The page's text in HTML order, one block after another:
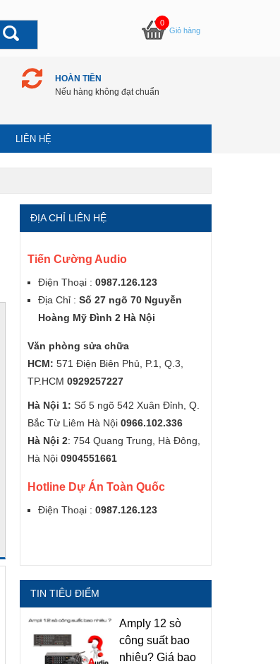
0
Giỏ hàng
HOÀN TIỀN
Nếu hàng không đạt chuẩn
LIÊN HỆ
ĐỊA CHỈ LIÊN HỆ
Tiến Cường Audio
Điện Thoại : 0987.126.123
Địa Chỉ : Số 27 ngõ 70 Nguyễn
Hoàng Mỹ Đình 2 Hà Nội
Văn phòng sửa chữa
HCM: 571 Điện Biên Phủ, P.1, Q.3,
TP.HCM 0929257227
Hà Nội 1: Số 5 ngõ 542 Xuân Đỉnh, Q.
Bắc Từ Liêm Hà Nội 0966.102.336
Hà Nội 2: 754 Quang Trung, Hà Đông,
Hà Nội 0904551661
Hotline Dự Án Toàn Quốc
Điện Thoại : 0987.126.123
TIN TIÊU ĐIỂM
Amply 12 sò
công suất bao
nhiêu? Giá bao